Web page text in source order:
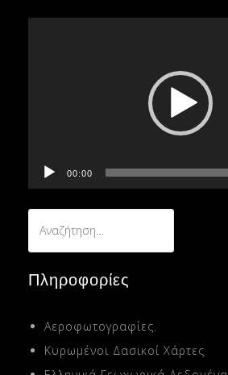
00:00
για:
Πληροφορίες
Αεροφωτογραφίες.
Κυρωμένοι Δασικοί Χάρτες